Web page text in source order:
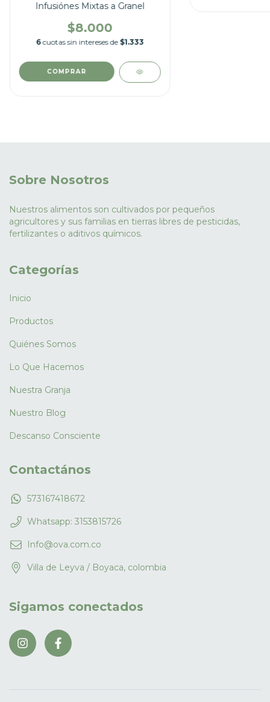
Infusiónes Mixtas a Granel
$8.000
6 cuotas sin intereses de $1.333
COMPRAR
Sobre Nosotros
Nuestros alimentos son cultivados por pequeños
agricultores y sus familias en tierras libres de pesticidas,
fertilizantes o aditivos químicos.
Categorías
Inicio
Productos
Quiénes Somos
Lo Que Hacemos
Nuestra Granja
Nuestro Blog
Descanso Consciente
Contactános
573167418672
Whatsapp: 3153815726
Info@ova.com.co
Villa de Leyva / Boyaca, colombia
Sigamos conectados